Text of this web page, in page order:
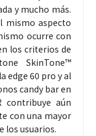
y mucho más.
mismo aspecto
ocurre con
los criterios de
SkinTone™
edge 60 pro y al
candy bar en
contribuye aún
con una mayor
los usuarios.